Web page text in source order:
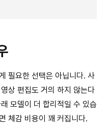
필요한 선택은 아닙니다. 사
상 편집도 거의 하지 않는다
모델이 더 합리적일 수 있습
체감 비용이 꽤 커집니다.